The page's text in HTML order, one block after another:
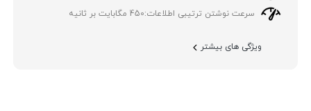
سرعت نوشتن ترتیبی اطلاعات:450 مگابایت بر ثانیه
ویژگی های بیشتر